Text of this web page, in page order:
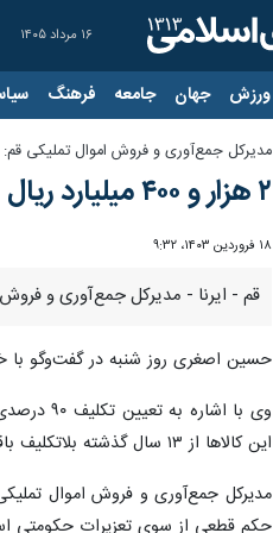
۱۶ مرداد ۱۴۰۵
ورزش جهان جامعه فرهنگ
مدیرکل جمع‌آوری و فروش اموال تملیکی قم:
۲ هزار و ۴۰۰ میلیارد ریال اموال تملیکی در قم به فروش رفت
۱۸ فروردین ۱۴۰۳، ۹:۳۲